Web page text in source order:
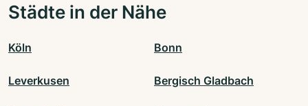
Städte in der Nähe
Köln Bonn
Leverkusen Bergisch Gladbach